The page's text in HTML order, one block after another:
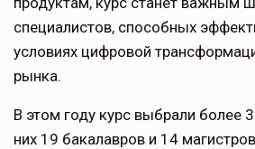
специалистов, способных
условиях цифровой
рынка.
В этом году курс выбрали более
них 19 бакалавров и 14